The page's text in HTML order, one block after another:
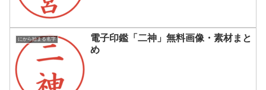
にから始まる名字
電子印鑑「二神」無料画像・素材まと
め